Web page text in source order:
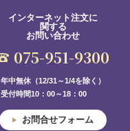
インターネット注文に
関する
お問い合わせ
075-951-9300
年中無休（12/31～1/4を除く）
受付時間10：00～18：00
お問合せフォーム